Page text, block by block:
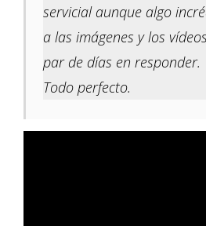
servicial aunque algo
a las imágenes y los
par de días en responder.
Todo perfecto.